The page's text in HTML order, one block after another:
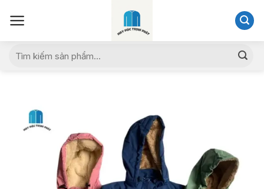
kiếm: